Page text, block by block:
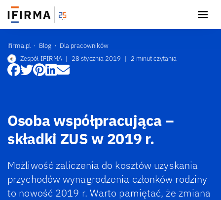
ifirma.pl Blog
Dla pracowników
Zespół IFIRMA | 28 stycznia 2019 | 2 minut czytania
Osoba współpracująca –
składki ZUS w 2019 r.
Możliwość zaliczenia do kosztów uzyskania
przychodów wynagrodzenia członków rodziny
to nowość 2019 r. Warto pamiętać, że zmiana